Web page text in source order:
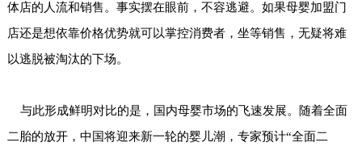
体店的人流和销售。事实摆在眼前，不容逃避。如果母婴加盟门
店还是想依靠价格优势就可以掌控消费者，坐等销售，无疑将难
以逃脱被淘汰的下场。
与此形成鲜明对比的是，国内母婴市场的飞速发展。随着全面
二胎的放开，中国将迎来新一轮的婴儿潮，专家预计“全面二